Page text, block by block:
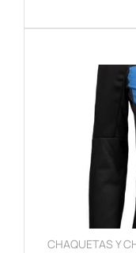
CHAQUETAS Y